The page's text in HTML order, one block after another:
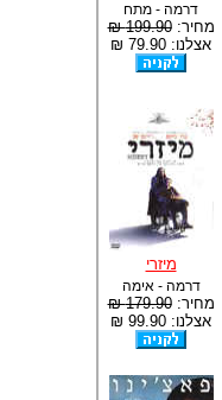
דרמה - מתח
מחיר:199.90 ₪
אצלנו: 79.90 ₪
מיזרי
דרמה - אימה
מחיר:179.90 ₪
אצלנו: 99.90 ₪